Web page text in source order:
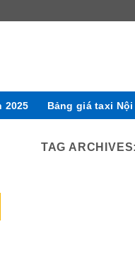
2025 Bảng giá taxi Nội
TAG